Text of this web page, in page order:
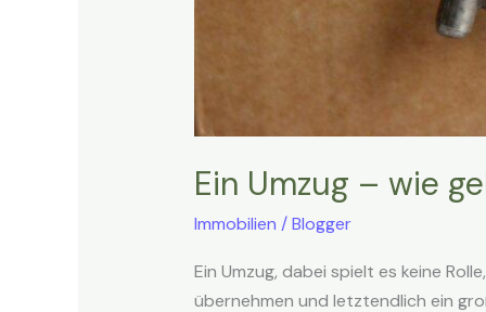
Ein Umzug – wie
Immobilien /Blogger
Ein Umzug, dabei spielt es keine
übernehmen und letztendlich ein